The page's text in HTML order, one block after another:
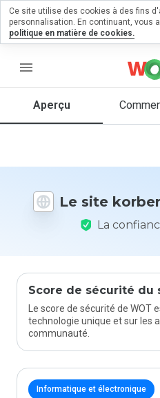
menu
Aperçu
Le site
La
Score de sécurité du
Le score de sécurité de WOT
technologie unique et sur les
communauté.
Informatique et électronique
un
1 et 5
vous à ce
site ?
Ce site utilise des cookies à des fins
personnalisation. En continuant, vous
politique en matière de cookies.